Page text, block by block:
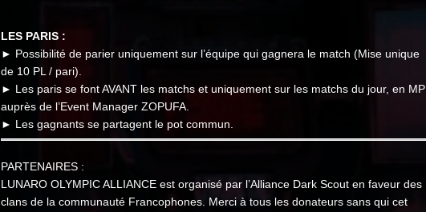
LES PARIS :
► Possibilité de parier uniquement sur l’équipe qui gagnera le match (Mise unique
de 10 PL / pari).
► Les paris se font AVANT les matchs et uniquement sur les matchs du jour, en MP
auprès de l’Event Manager ZOPUFA.
► Les gagnants se partagent le pot commun.
PARTENAIRES :
LUNARO OLYMPIC ALLIANCE est organisé par l’Alliance Dark Scout en faveur des
clans de la communauté Francophones. Merci à tous les donateurs sans qui cet